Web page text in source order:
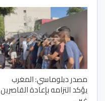
مصدر دبلوماسي: المغرب
يؤكد التزامه بإعادة القاصرين